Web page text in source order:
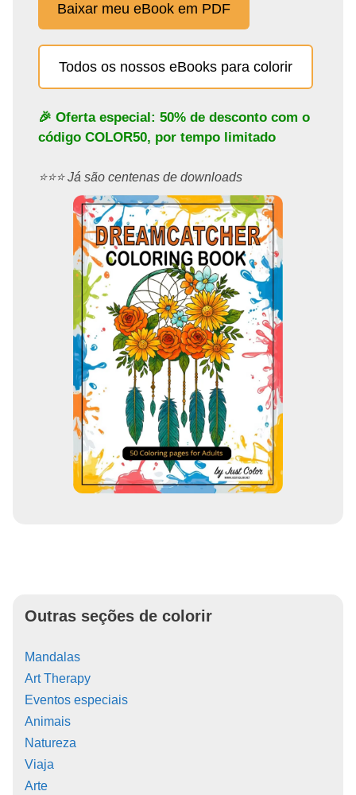
Baixar meu eBook em PDF
Todos os nossos eBooks para colorir
🎉 Oferta especial: 50% de desconto com o
código COLOR50, por tempo limitado
⭐️⭐️⭐️ Já são centenas de downloads
Outras seções de colorir
Mandalas
Art Therapy
Eventos especiais
Animais
Natureza
Viaja
Arte